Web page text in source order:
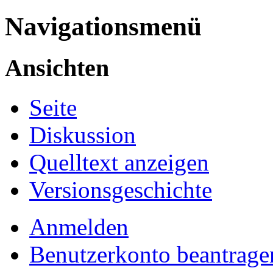
Navigationsmenü
Ansichten
Seite
Diskussion
Quelltext anzeigen
Versionsgeschichte
Anmelden
Benutzerkonto